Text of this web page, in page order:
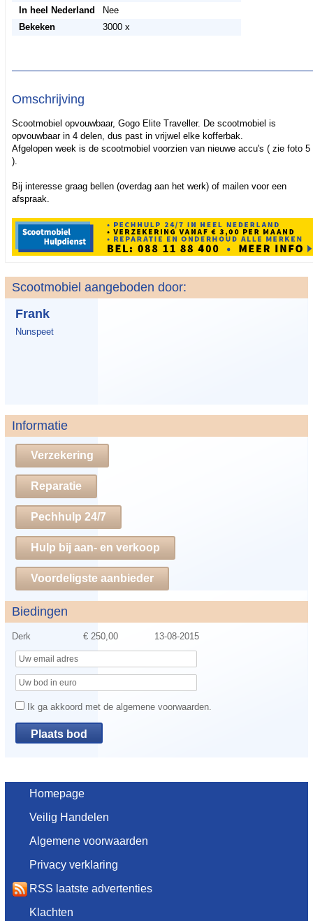
In heel Nederland
Nee
Bekeken
3000 x
Omschrijving
Scootmobiel opvouwbaar, Gogo Elite Traveller. De scootmobiel is
opvouwbaar in 4 delen, dus past in vrijwel elke kofferbak.
Afgelopen week is de scootmobiel voorzien van nieuwe accu's ( zie foto 5
).
Bij interesse graag bellen (overdag aan het werk) of mailen voor een
afspraak.
Scootmobiel aangeboden door:
Frank
Nunspeet
Informatie
Verzekering
Reparatie
Pechhulp 24/7
Hulp bij aan- en verkoop
Voordeligste aanbieder
Biedingen
Derk € 250,00 13-08-2015
Ik ga akkoord met de algemene voorwaarden.
Homepage
Veilig Handelen
Algemene voorwaarden
Privacy verklaring
RSS laatste advertenties
Klachten